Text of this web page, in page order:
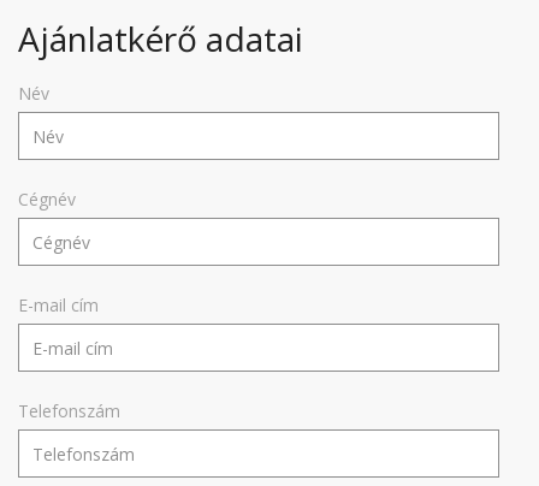
Ajánlatkérő adatai
Név
Cégnév
E-mail cím
Telefonszám